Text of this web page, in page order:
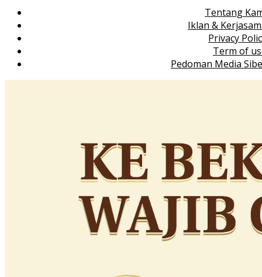
Tentang
Iklan &
Privacy
Term of
Pedoman Media